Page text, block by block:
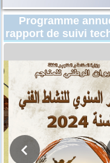
Programme
rapport de suivi